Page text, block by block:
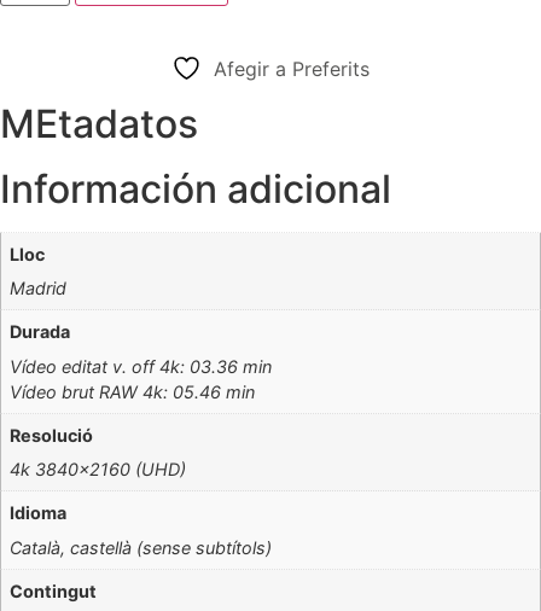
cantidad
Afegir a Preferits
MEtadatos
Información adicional
Lloc
Madrid
Durada
Vídeo editat v. off 4k: 03.36 min
Vídeo brut RAW 4k: 05.46 min
Resolució
4k 3840×2160 (UHD)
Idioma
Català, castellà (sense subtítols)
Contingut